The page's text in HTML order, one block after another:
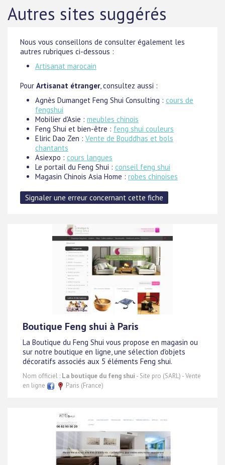
Autres sites suggérés
Nous vous conseillons de consulter également les
autres rubriques ci-dessous :
Artisanat marocain
Pour Artisanat étranger, consultez aussi :
Agnès Dumanget Feng Shui Consulting : cours de
fengshui
Mobilier d'Asie : meubles chinois
Feng Shui et bien-être : feng shui couleurs
Eliric Dao Zen : Vente de Bouddhas et bols
chantants
Asiexpo : cours langues
Le portail du Feng Shui : conseil feng shui
Magasin Chinois Asia Home : robes chinoises
Boutique Feng shui à Paris
La Boutique du Feng Shui vous propose en magasin ou
sur notre boutique en ligne, une sélection d'objets
décoratifs associés aux 5 éléments Feng shui.
Nom officiel : La boutique du feng shui - Site pro (SARL) - Vente
en ligne
Paris (France)